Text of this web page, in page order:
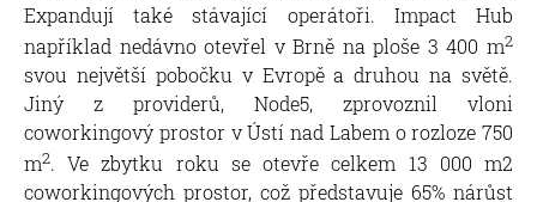
Expandují také stávající operátoři. Impact Hub
například nedávno otevřel v Brně na ploše 3 400 m2
svou největší pobočku v Evropě a druhou na světě.
Jiný z providerů, Node5, zprovoznil vloni
coworkingový prostor v Ústí nad Labem o rozloze 750
m2. Ve zbytku roku se otevře celkem 13 000 m2
coworkingových prostor, což představuje 65% nárůst